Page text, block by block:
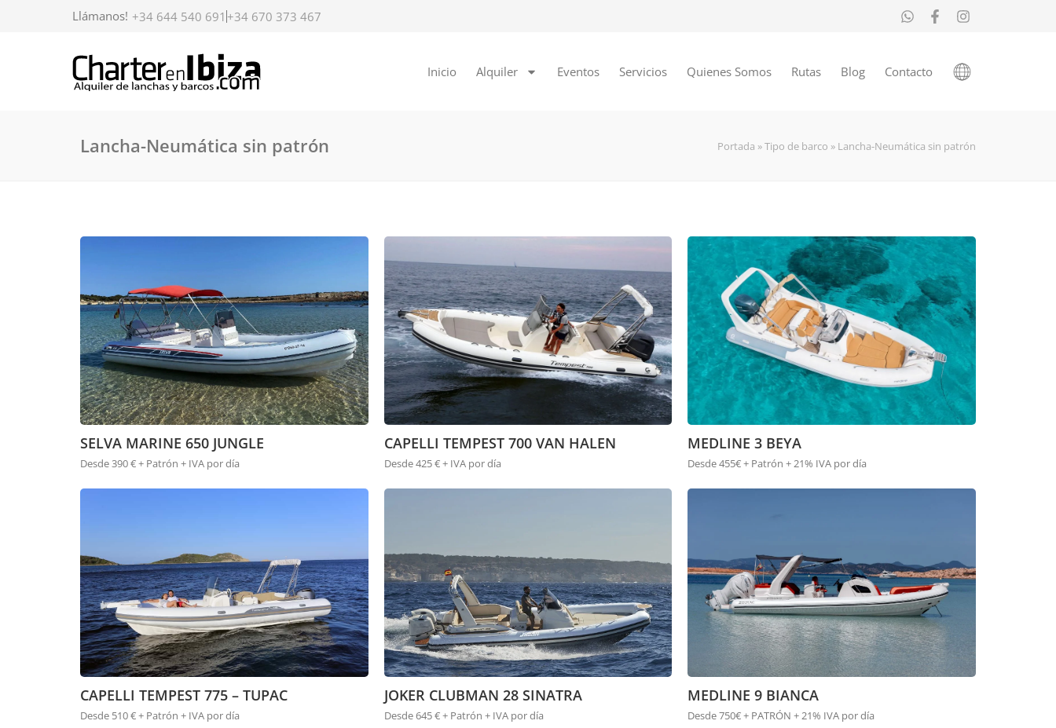
Llámanos! +34 644 540 691 +34 670 373 467
Inicio Alquiler Eventos Servicios Quienes Somos Rutas Blog Contacto
Lancha-Neumática sin patrón Portada »Tipo de barco » Lancha-Neumática sin patrón
SELVA MARINE 650 JUNGLE
Desde 390 € + Patrón + IVA por día
CAPELLI TEMPEST 700 VAN HALEN
Desde 425 € + IVA por día
MEDLINE 3 BEYA
Desde 455€ + Patrón + 21% IVA por día
CAPELLI TEMPEST 775 – TUPAC
Desde 510 € + Patrón + IVA por día
JOKER CLUBMAN 28 SINATRA
Desde 645 € + Patrón + IVA por día
MEDLINE 9 BIANCA
Desde 750€ + PATRÓN + 21% IVA por día